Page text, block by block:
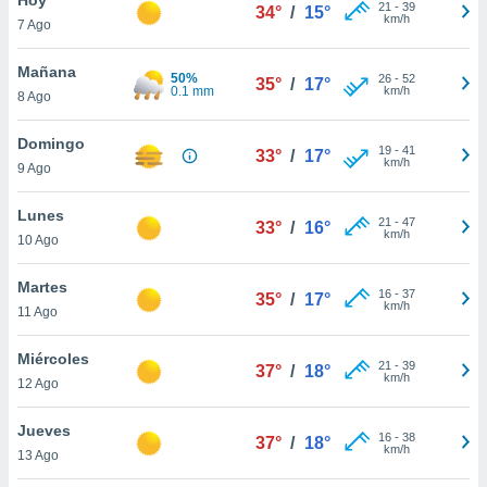
y
en
más
de
7 Ago
34° / 15° 21 - 39
km/h
Mañana
8 Ago
50%
0.1 mm
35° / 17° 26- 52
km/h
Domingo
9 Ago
33° / 17° 19- 41
km/h
Lunes
10 Ago
33° / 16° 21 - 47
km/h
Martes
11 Ago
35° / 17° 16- 37
km/h
Miércoles
12 Ago
37° / 18° 21 - 39
km/h
Jueves
13 Ago
37° / 18° 16- 38
km/h